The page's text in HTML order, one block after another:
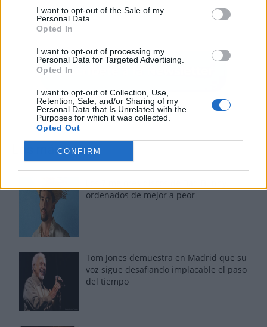
I want to opt-out of the Sale of my
Personal Data.
Opted In
I want to opt-out of processing my
Personal Data for Targeted Advertising.
Opted In
I want to opt-out of Collection, Use,
Retention, Sale, and/or Sharing of my
Personal Data that Is Unrelated with the
Purposes for which it was collected.
Opted Out
CONFIRM
Los más vistos
ordenados de mejor a peor
Tom Jones demuestra en Madrid que su
voz sigue desafiando implacable el paso
del tiempo